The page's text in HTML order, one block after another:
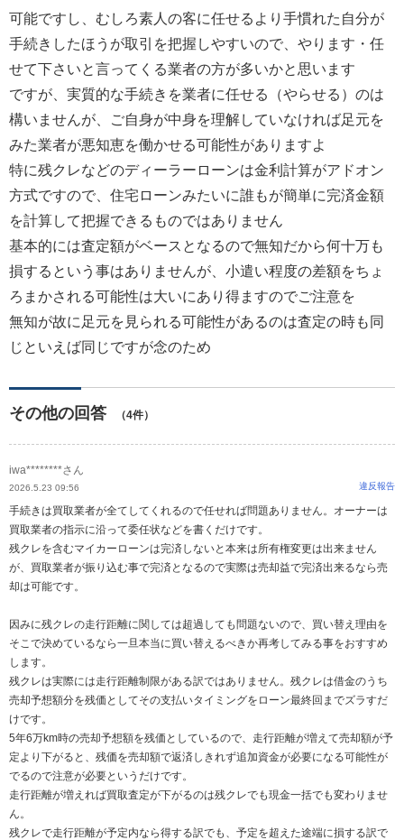
可能ですし、むしろ素人の客に任せるより手慣れた自分が
手続きしたほうが取引を把握しやすいので、やります・任
せて下さいと言ってくる業者の方が多いかと思います
ですが、実質的な手続きを業者に任せる（やらせる）のは
構いませんが、ご自身が中身を理解していなければ足元を
みた業者が悪知恵を働かせる可能性がありますよ
特に残クレなどのディーラーローンは金利計算がアドオン
方式ですので、住宅ローンみたいに誰もが簡単に完済金額
を計算して把握できるものではありません
基本的には査定額がベースとなるので無知だから何十万も
損するという事はありませんが、小遣い程度の差額をちょ
ろまかされる可能性は大いにあり得ますのでご注意を
無知が故に足元を見られる可能性があるのは査定の時も同
じといえば同じですが念のため
その他の回答 （4件）
iwa********さん
2026.5.23 09:56 違反報告
手続きは買取業者が全てしてくれるので任せれば問題ありません。オーナーは
買取業者の指示に沿って委任状などを書くだけです。
残クレを含むマイカーローンは完済しないと本来は所有権変更は出来ません
が、買取業者が振り込む事で完済となるので実際は売却益で完済出来るなら売
却は可能です。
因みに残クレの走行距離に関しては超過しても問題ないので、買い替え理由を
そこで決めているなら一旦本当に買い替えるべきか再考してみる事をおすすめ
します。
残クレは実際には走行距離制限がある訳ではありません。残クレは借金のうち
売却予想額分を残価としてその支払いタイミングをローン最終回までズラすだ
けです。
5年6万km時の売却予想額を残価としているので、走行距離が増えて売却額が予
定より下がると、残価を売却額で返済しきれず追加資金が必要になる可能性が
でるので注意が必要というだけです。
走行距離が増えれば買取査定が下がるのは残クレでも現金一括でも変わりませ
ん。
残クレで走行距離が予定内なら得する訳でも、予定を超えた途端に損する訳で